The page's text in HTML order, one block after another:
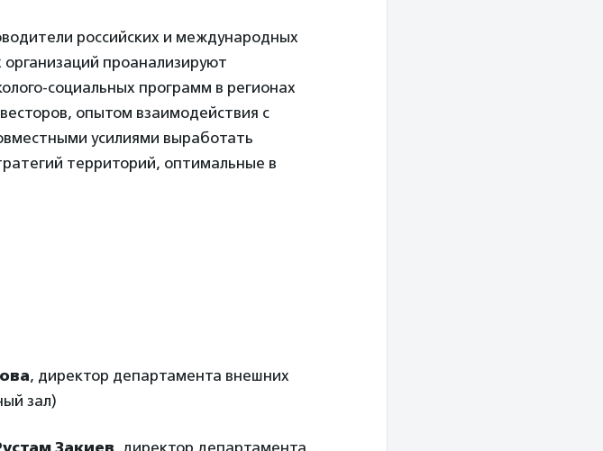
российских и международных
проанализируют
социальных программ в регионах
опытом взаимодействия с
усилиями выработать
территорий, оптимальные в
, директор департамента внешних
зал)
Закиев, директор департамента